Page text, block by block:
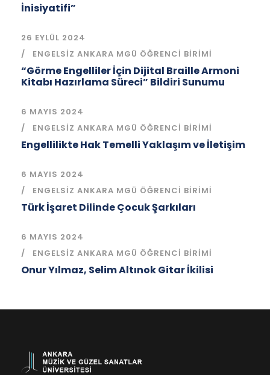
İnisiyatifi”
26 EYLÜL 2024
ENGELSIZ ANKARA MGÜ ÖĞRENCI BIRIMI
“Görme Engelliler İçin Dijital Braille Armoni
Kitabı Hazırlama Süreci” Bildiri Sunumu
6 MAYIS 2024
ENGELSIZ ANKARA MGÜ ÖĞRENCI BIRIMI
Engellilikte Hak Temelli Yaklaşım ve İletişim
6 MAYIS 2024
ENGELSIZ ANKARA MGÜ ÖĞRENCI BIRIMI
Türk İşaret Dilinde Çocuk Şarkıları
6 MAYIS 2024
ENGELSIZ ANKARA MGÜ ÖĞRENCI BIRIMI
Onur Yılmaz, Selim Altınok Gitar İkilisi